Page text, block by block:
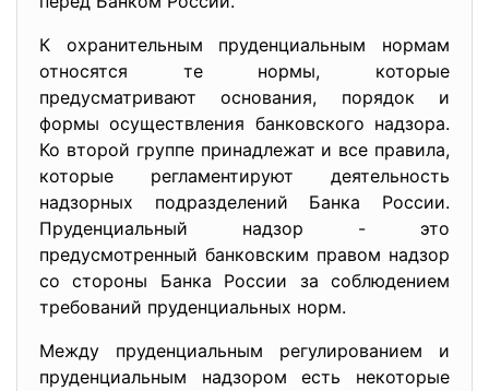
К охранительным пруденциальным нормам
относятся те нормы, которые
предусматривают основания, порядок и
формы осуществления банковского надзора.
Ко второй группе принадлежат и все правила,
которые регламентируют деятельность
надзорных подразделений Банка России.
Пруденциальный надзор - это
предусмотренный банковским правом надзор
со стороны Банка России за соблюдением
требований пруденциальных норм.
Между пруденциальным регулированием и
пруденциальным надзором есть некоторые